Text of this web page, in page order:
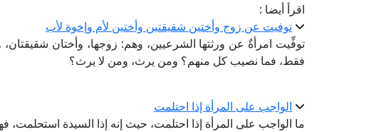
اقرأ أيضا :
توفيت عن زوج وأختين شقيقتين وأختين لأم وإخوة لأب
توفِّيت امرأةٌ عن ورثتها الشرعيين، وهم: زوجها، وأختان
فقط، فما نصيب كل منهم؟ ومن يرث، ومن لا يرث؟
الواجب على المرأة إذا احتلمت
ما الواجب على المرأة إذا احتلمت، حيث إنه إذا السيدة استحلمت،